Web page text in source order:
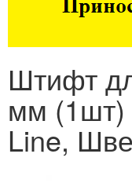
Штифт
мм (1шт)
Line,